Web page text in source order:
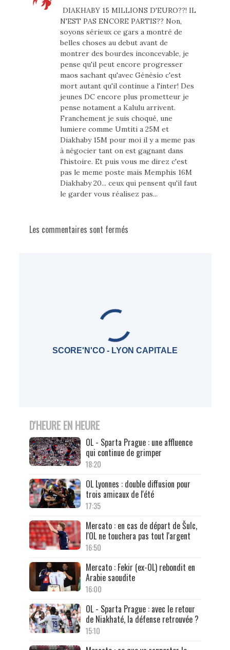
DIAKHABY 15 MILLIONS D'EURO??! IL
N'EST PAS ENCORE PARTIS?? Non,
soyons sérieux ce gars a montré de
belles choses au debut avant de
montrer des bourdes inconcevable, je
pense qu'il peut encore progresser
maos sachant qu'avec Génésio c'est
mort autant qu'il continue a l'inter! Des
jeunes DC encore plus prometteur je
pense notament a Kalulu arrivent.
Franchement je suis choqué, une
lumiere comme Umtiti a 25M et
Diakhaby 15M pour moi il y a meme pas
à négocier tant on est gagnant dans
l'histoire. Et puis vous me direz c'est
pas le meme poste mais Memphis 16M
Diakhaby 20... ceux qui pensent qu'il faut
le garder vous réalisez pas...
Les commentaires sont fermés
SCORE'N'CO - LYON CAPITALE
D'HEURE EN HEURE
OL - Sparta Prague : une affluence
qui continue de grimper
18:20
OL Lyonnes : double diffusion pour
trois amicaux de l'été
17:35
Mercato : en cas de départ de Šulc,
l'OL ne touchera pas tout l'argent
16:50
Mercato : Fekir (ex-OL) rebondit en
Arabie saoudite
16:00
OL - Sparta Prague : avec le retour
de Niakhaté, la défense retrouvée ?
15:10